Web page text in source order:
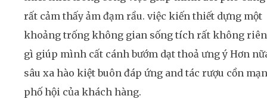
rất cảm thấy ảm đạm rầu. việc kiến thiết dựng một
khoảng trống không gian sống tích rất không
gì giúp mình cất cánh bướm dạt thoả ưng ý Hơn
sâu xa hào kiệt buôn đáp ứng and tác rượu cồn
phố hội của khách hàng.